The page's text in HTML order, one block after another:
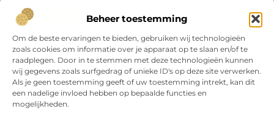
Beheer toestemming
Om de beste ervaringen te bieden, gebruiken wij technologieën
zoals cookies om informatie over je apparaat op te slaan en/of te
raadplegen. Door in te stemmen met deze technologieën kunnen
wij gegevens zoals surfgedrag of unieke ID's op deze site verwerken.
Als je geen toestemming geeft of uw toestemming intrekt, kan dit
een nadelige invloed hebben op bepaalde functies en
mogelijkheden.